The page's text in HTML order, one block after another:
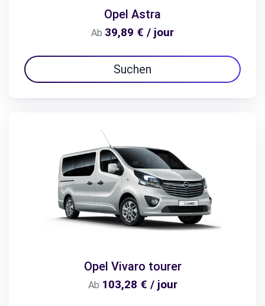
Opel Astra
Ab 39,89 € / jour
Suchen
Opel Vivaro tourer
Ab 103,28 € / jour